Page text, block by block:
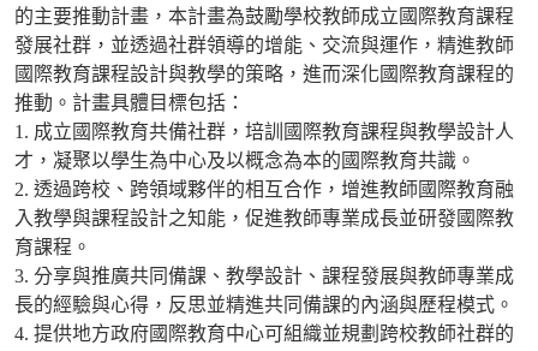
的主要推動計畫，本計畫為鼓勵學校教師成立國際教育課程
發展社群，並透過社群領導的增能、交流與運作，精進教師
國際教育課程設計與教學的策略，進而深化國際教育課程的
推動。計畫具體目標包括：
1. 成立國際教育共備社群，培訓國際教育課程與教學設計人
才，凝聚以學生為中心及以概念為本的國際教育共識。
2. 透過跨校、跨領域夥伴的相互合作，增進教師國際教育融
入教學與課程設計之知能，促進教師專業成長並研發國際教
育課程。
3. 分享與推廣共同備課、教學設計、課程發展與教師專業成
長的經驗與心得，反思並精進共同備課的內涵與歷程模式。
4. 提供地方政府國際教育中心可組織並規劃跨校教師社群的